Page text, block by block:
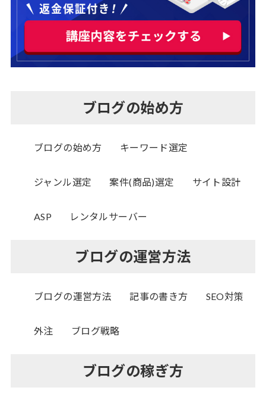
ブログの始め方
ブログの始め方 キーワード選定
ジャンル選定 案件(商品)選定 サイト設計
ASP レンタルサーバー
ブログの運営方法
ブログの運営方法 記事の書き方 SEO対策
外注 ブログ戦略
ブログの稼ぎ方